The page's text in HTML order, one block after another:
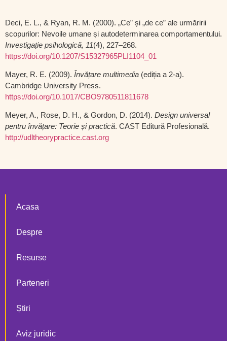
Deci, E. L., & Ryan, R. M. (2000). „Ce” și „de ce” ale urmăririi
scopurilor: Nevoile umane și autodeterminarea comportamentului.
Investigație psihologică, 11(4), 227–268.
https://doi.org/10.1207/S15327965PLI1104_01
Mayer, R. E. (2009). Învățare multimedia (ediția a 2-a).
Cambridge University Press.
https://doi.org/10.1017/CBO9780511811678
Meyer, A., Rose, D. H., & Gordon, D. (2014). Design universal
pentru învățare: Teorie și practică. CAST Editură Profesională.
http://udltheorypractice.cast.org
Acasa
Despre
Resurse
Parteneri
Știri
Aviz juridic